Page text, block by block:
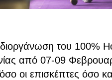
του 100%
από 07-09
οι επισκέπτες όσο